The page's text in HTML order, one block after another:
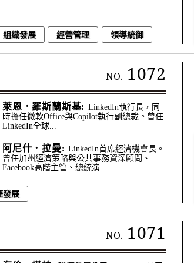
組織發展 經營管理 領導統御
NO. 1072
萊恩．羅斯蘭斯基: LinkedIn執行長，同
時擔任微軟Office與Copilot執行副總裁。曾任
LinkedIn全球...
阿尼什．拉曼: LinkedIn首席經濟機會長。
曾任加州經濟策略與公共事務資深顧問、
Facebook高階主管、總統演...
發展
NO. 1071